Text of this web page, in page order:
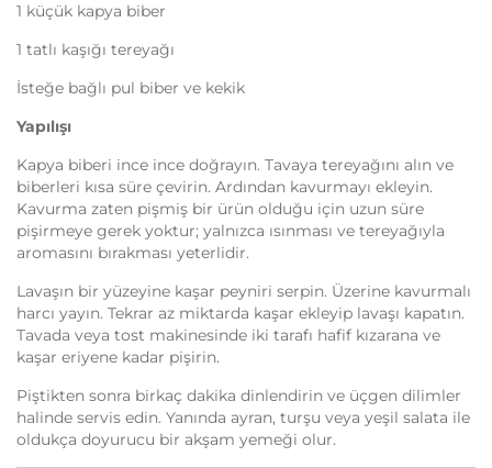
1 küçük kapya biber
1 tatlı kaşığı tereyağı
İsteğe bağlı pul biber ve kekik
Yapılışı
Kapya biberi ince ince doğrayın. Tavaya tereyağını alın ve
biberleri kısa süre çevirin. Ardından kavurmayı ekleyin.
Kavurma zaten pişmiş bir ürün olduğu için uzun süre
pişirmeye gerek yoktur; yalnızca ısınması ve tereyağıyla
aromasını bırakması yeterlidir.
Lavaşın bir yüzeyine kaşar peyniri serpin. Üzerine kavurmalı
harcı yayın. Tekrar az miktarda kaşar ekleyip lavaşı kapatın.
Tavada veya tost makinesinde iki tarafı hafif kızarana ve
kaşar eriyene kadar pişirin.
Piştikten sonra birkaç dakika dinlendirin ve üçgen dilimler
halinde servis edin. Yanında ayran, turşu veya yeşil salata ile
oldukça doyurucu bir akşam yemeği olur.